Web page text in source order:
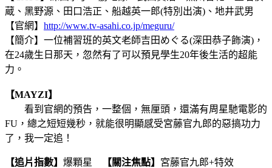
蔵、黑野源、田口浩正、船越英一郎(特別出演)、地井武男
【官網】 http://www.tv-asahi.co.jp/meguru/
【簡介】一位補習班的英文老師吉田めぐる(深田恭子飾演)，
在24歲生日那天，忽然有了可以預見學生20年後生活的超能
力。
【MAYZI】
看到官網的預告，一整個，無厘頭，還滿有周星馳電影的
FU，總之短短幾秒，就能很明顯感受宮藤官九郎的惡搞功力
了，我一定追！
【追片指數】 爆顆星 【關注焦點】 宮藤官九郎+特效